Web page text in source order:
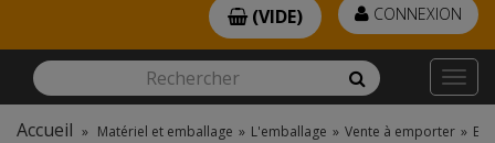
Rechercher Rechercher
CONNEXION
(VIDE)
Accueil » Matériel et emballage » L'emballage » Vente à emporter »